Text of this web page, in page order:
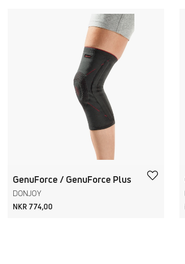
GenuForce / GenuForce Plus
DONJOY
NKR 774,00